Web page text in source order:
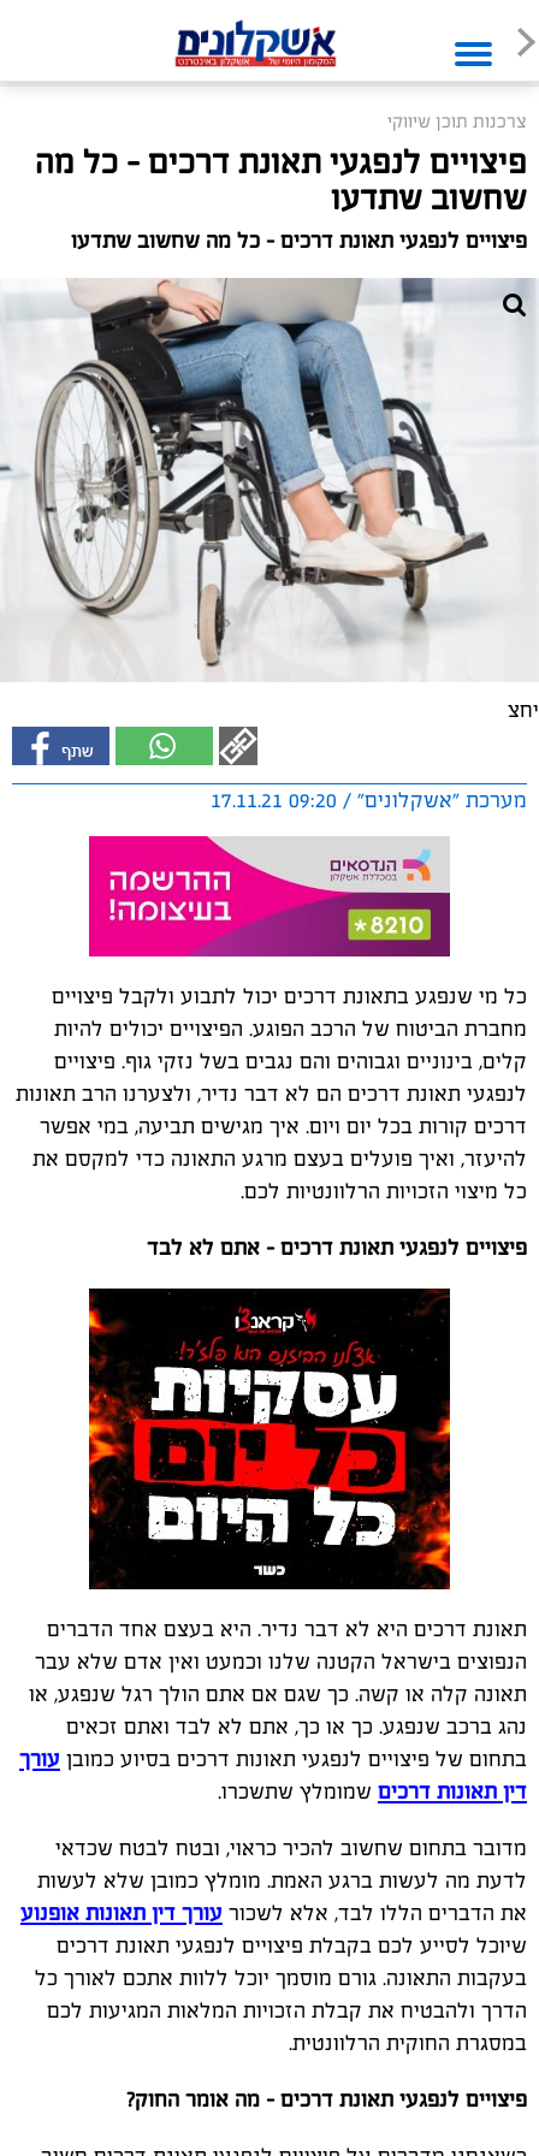
צרכנות תוכן שיווקי
פיצויים לנפגעי תאונת דרכים – כל מה
שחשוב שתדעו
פיצויים לנפגעי תאונת דרכים – כל מה שחשוב שתדעו
יחצ
מערכת "אשקלונים" / 09:20 17.11.21
כל מי שנפגע בתאונת דרכים יכול לתבוע ולקבל פיצויים
מחברת הביטוח של הרכב הפוגע. הפיצויים יכולים להיות
קלים, בינוניים וגבוהים והם נגבים בשל נזקי גוף. פיצויים
לנפגעי תאונת דרכים הם לא דבר נדיר, ולצערנו הרב תאונות
דרכים קורות בכל יום ויום. איך מגישים תביעה, במי אפשר
להיעזר, ואיך פועלים בעצם מרגע התאונה כדי למקסם את
כל מיצוי הזכויות הרלוונטיות לכם.
פיצויים לנפגעי תאונת דרכים – אתם לא לבד
תאונת דרכים היא לא דבר נדיר. היא בעצם אחד הדברים
הנפוצים בישראל הקטנה שלנו וכמעט ואין אדם שלא עבר
תאונה קלה או קשה. כך שגם אם אתם הולך רגל שנפגע, או
נהג ברכב שנפגע. כך או כך, אתם לא לבד ואתם זכאים
בתחום של פיצויים לנפגעי תאונות דרכים בסיוע כמובן עורך
דין תאונות דרכים שמומלץ שתשכרו.
מדובר בתחום שחשוב להכיר כראוי, ובטח לבטח שכדאי
לדעת מה לעשות ברגע האמת. מומלץ כמובן שלא לעשות
את הדברים הללו לבד, אלא לשכור עורך דין תאונות אופנוע
שיוכל לסייע לכם בקבלת פיצויים לנפגעי תאונת דרכים
בעקבות התאונה. גורם מוסמך יוכל ללוות אתכם לאורך כל
הדרך ולהבטיח את קבלת הזכויות המלאות המגיעות לכם
במסגרת החוקית הרלוונטית.
פיצויים לנפגעי תאונת דרכים – מה אומר החוק?